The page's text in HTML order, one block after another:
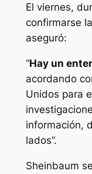
El viernes,
confirmarse
aseguró:
“Hay un
acordando
Unidos para
información,
lados”.
Sheinbaum